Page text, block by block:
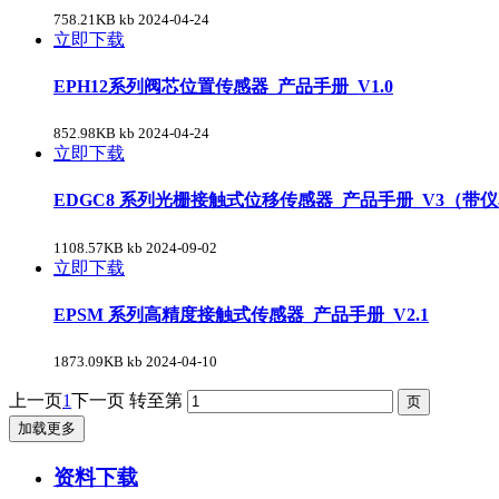
758.21KB kb 2024-04-24
立即下载
EPH12系列阀芯位置传感器_产品手册_V1.0
852.98KB kb 2024-04-24
立即下载
EDGC8 系列光栅接触式位移传感器_产品手册_V3（带仪
1108.57KB kb 2024-09-02
立即下载
EPSM 系列高精度接触式传感器_产品手册_V2.1
1873.09KB kb 2024-04-10
上一页1下一页 转至第
加载更多
资料下载